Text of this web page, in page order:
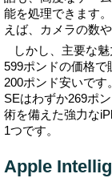
能を処理できます
えば、カメラの数
しかし、主要な
599ポンドの価格で
200ポンド安いです
SEはわずか269ポ
術を備えた強力な
1つです。
Apple